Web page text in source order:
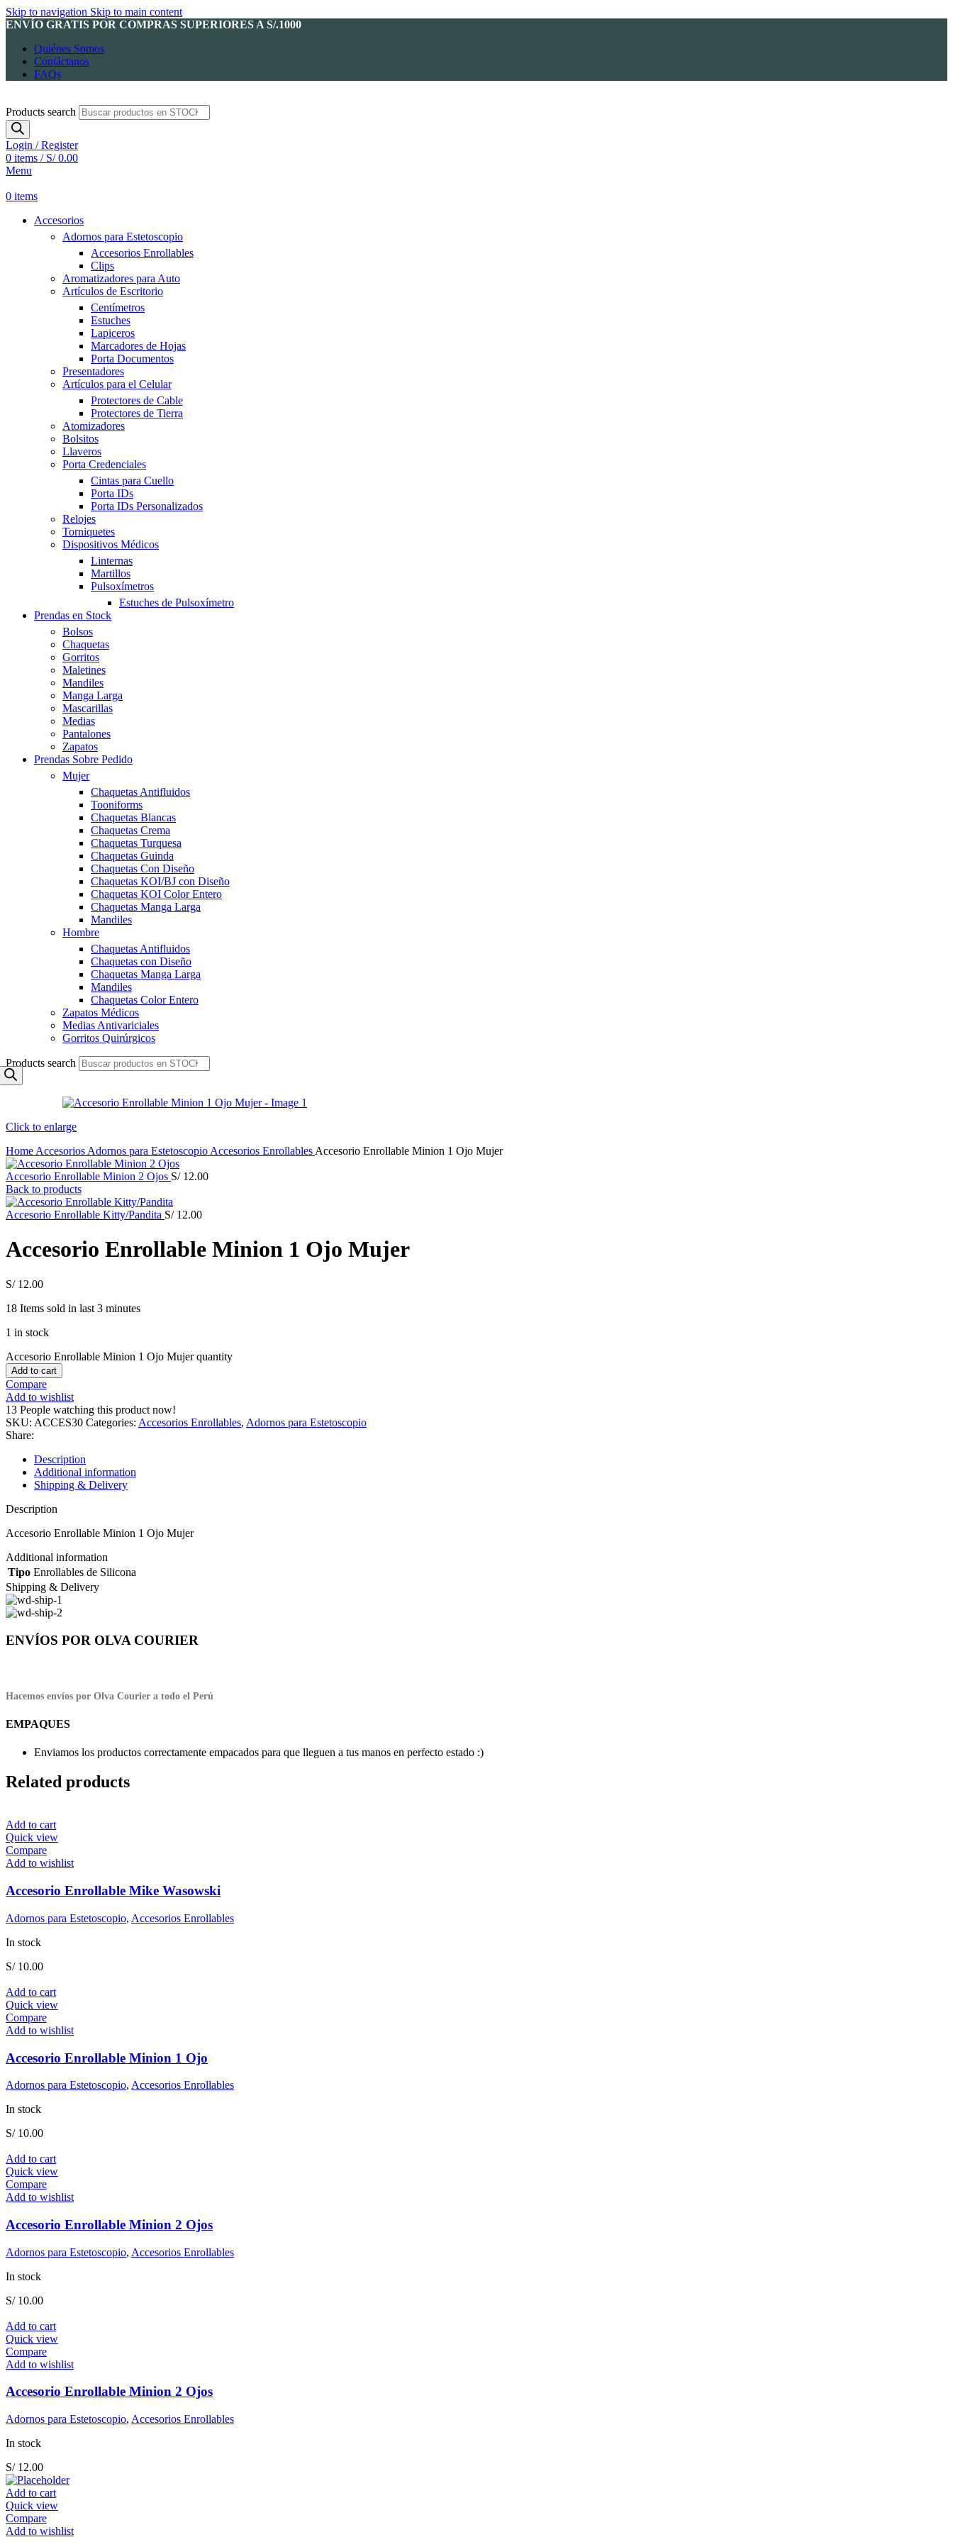
Skip to navigation Skip to main content
ENVÍO GRATIS POR COMPRAS SUPERIORES A S/.1000
Quiénes Somos
Contáctanos
FAQs
Products search
Login / Register
0 items / S/0.00
Menu
0 items
Accesorios
Adornos para Estetoscopio
Accesorios Enrollables
Clips
Aromatizadores para Auto
Artículos de Escritorio
Centímetros
Estuches
Lapiceros
Marcadores de Hojas
Porta Documentos
Presentadores
Artículos para el Celular
Protectores de Cable
Protectores de Tierra
Atomizadores
Bolsitos
Llaveros
Porta Credenciales
Cintas para Cuello
Porta IDs
Porta IDs Personalizados
Relojes
Torniquetes
Dispositivos Médicos
Linternas
Martillos
Pulsoxímetros
Estuches de Pulsoxímetro
Prendas en Stock
Bolsos
Chaquetas
Gorritos
Maletines
Mandiles
Manga Larga
Mascarillas
Medias
Pantalones
Zapatos
Prendas Sobre Pedido
Mujer
Chaquetas Antifluidos
Tooniforms
Chaquetas Blancas
Chaquetas Crema
Chaquetas Turquesa
Chaquetas Guinda
Chaquetas Con Diseño
Chaquetas KOI/BJ con Diseño
Chaquetas KOI Color Entero
Chaquetas Manga Larga
Mandiles
Hombre
Chaquetas Antifluidos
Chaquetas con Diseño
Chaquetas Manga Larga
Mandiles
Chaquetas Color Entero
Zapatos Médicos
Medias Antivariciales
Gorritos Quirúrgicos
Products search
Click to enlarge
Home Accesorios Adornos para Estetoscopio Accesorios Enrollables Accesorio Enrollable Minion 1 Ojo Mujer
Accesorio Enrollable Minion 2 Ojos S/12.00
Back to products
Accesorio Enrollable Kitty/Pandita S/12.00
Accesorio Enrollable Minion 1 Ojo Mujer
S/12.00
18 Items sold in last 3 minutes
1 in stock
Accesorio Enrollable Minion 1 Ojo Mujer quantity
Add to cart
Compare
Add to wishlist
13 People watching this product now!
SKU: ACCES30 Categories: Accesorios Enrollables, Adornos para Estetoscopio
Share:
Description
Additional information
Shipping & Delivery
Description
Accesorio Enrollable Minion 1 Ojo Mujer
Additional information
Tipo Enrollables de Silicona
Shipping & Delivery
ENVÍOS POR OLVA COURIER
Hacemos envíos por Olva Courier a todo el Perú
EMPAQUES
Enviamos los productos correctamente empacados para que lleguen a tus manos en perfecto estado :)
Related products
Add to cart
Quick view
Compare
Add to wishlist
Accesorio Enrollable Mike Wasowski
Adornos para Estetoscopio, Accesorios Enrollables
In stock
S/10.00
Add to cart
Quick view
Compare
Add to wishlist
Accesorio Enrollable Minion 1 Ojo
Adornos para Estetoscopio, Accesorios Enrollables
In stock
S/10.00
Add to cart
Quick view
Compare
Add to wishlist
Accesorio Enrollable Minion 2 Ojos
Adornos para Estetoscopio, Accesorios Enrollables
In stock
S/10.00
Add to cart
Quick view
Compare
Add to wishlist
Accesorio Enrollable Minion 2 Ojos
Adornos para Estetoscopio, Accesorios Enrollables
In stock
S/12.00
Add to cart
Quick view
Compare
Add to wishlist